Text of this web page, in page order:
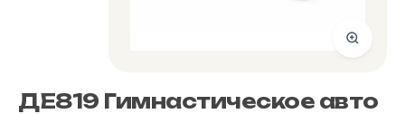
ДЕ819 Гимнастическое авто